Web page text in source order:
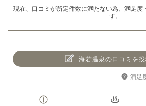
現在、口コミが所定件数に満たない為、満足度
す。
海若温泉の口コミを
満足